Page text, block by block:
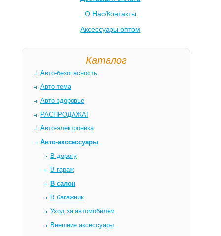
О Нас/Контакты
Аксессуары оптом
Каталог
Авто-безопасность
Авто-тема
Авто-здоровье
РАСПРОДАЖА!
Авто-электроника
Авто-акссессуары
В дорогу
В гараж
В салон
В багажник
Уход за автомобилем
Внешние аксессуары